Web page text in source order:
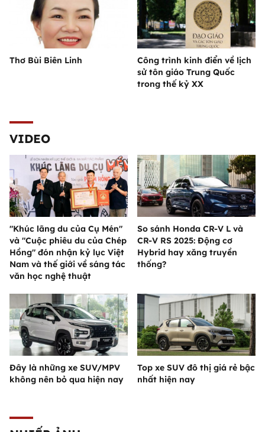
Thơ Bùi Biên Linh
Công trình kinh điển về lịch
sử tôn giáo Trung Quốc
trong thế kỷ XX
VIDEO
"Khúc lãng du của Cụ Mén"
và "Cuộc phiêu du của Chép
Hồng" đón nhận kỷ lục Việt
Nam và thế giới về sáng tác
văn học nghệ thuật
So sánh Honda CR-V L và
CR-V RS 2025: Động cơ
Hybrid hay xăng truyền
thống?
Đây là những xe SUV/MPV
không nên bỏ qua hiện nay
Top xe SUV đô thị giá rẻ bậc
nhất hiện nay